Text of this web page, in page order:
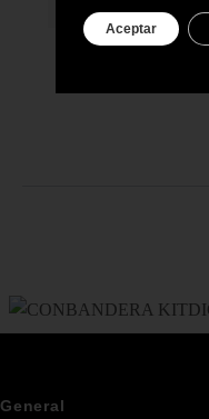
General
Aceptar